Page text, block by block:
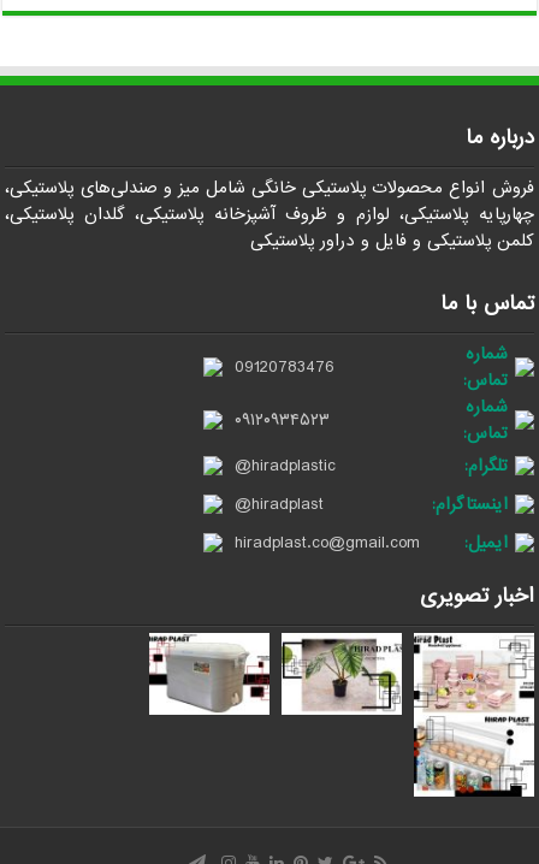
درباره ما
فروش انواع محصولات پلاستیکی خانگی شامل میز و صندلی‌های پلاستیکی،
چهارپایه پلاستیکی، لوازم و ظروف آشپزخانه پلاستیکی، گلدان پلاستیکی،
کلمن پلاستیکی و فایل و دراور پلاستیکی
تماس با ما
شماره
تماس:
09120783476
شماره
تماس:
۰۹۱۲۰۹۳۴۵۲۳
تلگرام:
@hiradplastic
اینستاگرام:
@hiradplast
ایمیل:
hiradplast.co@gmail.com
اخبار تصویری